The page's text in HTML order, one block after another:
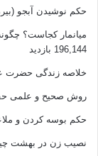
حکم نوشیدن آبجو
میانمار کجاست؟
196,144 بازدید
خلاصه زندگی حضرت
روش صحیح و علمی
حکم بوسه کردن و
نصیب زن در بهشت